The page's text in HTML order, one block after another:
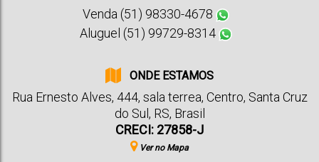
Venda (51) 98330-4678
Aluguel (51) 99729-8314
ONDE ESTAMOS
Rua Ernesto Alves, 444, sala terrea, Centro, Santa Cruz
do Sul , RS, Brasil
CRECI: 27858-J
Ver no Mapa